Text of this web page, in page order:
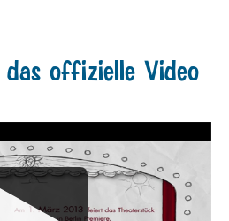
offizielle Video